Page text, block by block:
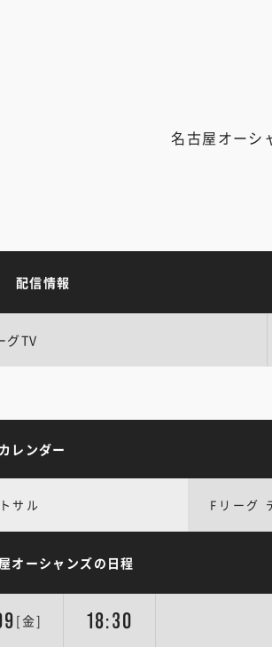
名古屋オーシ
配信情報
グTV
レンダー
サル Fリーグ
オーシャンズの日程
[金] 18:30